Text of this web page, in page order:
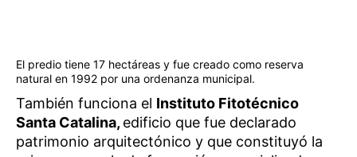
El predio tiene 17 hectáreas y fue creado como reserva
natural en 1992 por una ordenanza municipal.
También funciona el Instituto Fitotécnico
Santa Catalina, edificio que fue declarado
patrimonio arquitectónico y que constituyó la